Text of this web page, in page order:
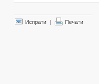
Испрати | Печати